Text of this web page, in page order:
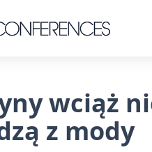
wciąż
z mody